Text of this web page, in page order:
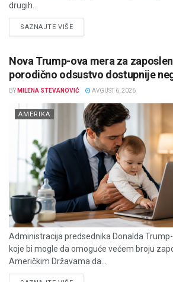
drugih...
SAZNAJTE VIŠEDETAILS
Nova Trump-ova mera za
porodično odsustvo dostupnije
BY MILENA STEVANOVIĆ AVGUST 6, 2026
AMERIKA
Administracija predsednika Donalda
koje bi mogle da omoguće većem broju
Američkim Državama da...